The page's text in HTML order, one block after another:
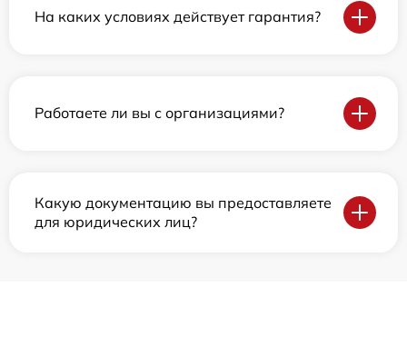
На каких условиях действует гарантия?
Работаете ли вы с организациями?
Какую документацию вы предоставляете
для юридических лиц?